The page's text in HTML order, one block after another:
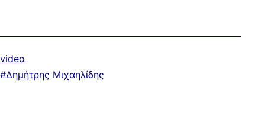
Κατηγοριοποιημένα
ως
video
ΜεΔημήτρης Μιχαηλίδης